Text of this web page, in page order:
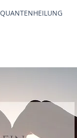
QUANTENHEILUNG